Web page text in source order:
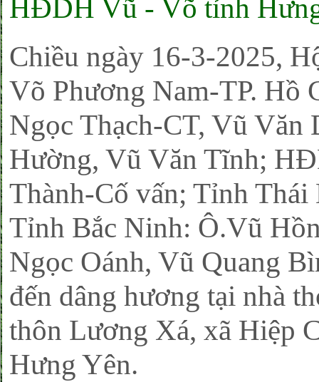
HĐDH Vũ - Võ tỉnh
Chiều ngày 16-3-2025,
Võ Phương Nam-TP. Hồ
Ngọc Thạch-CT, Vũ Văn
Hường, Vũ Văn Tĩnh;
Thành-Cố vấn; Tỉnh
Tỉnh Bắc Ninh: Ô.Vũ
Ngọc Oánh, Vũ Quang
đến dâng hương tại nhà
thôn Lương Xá, xã Hiệp
Hưng Yên.